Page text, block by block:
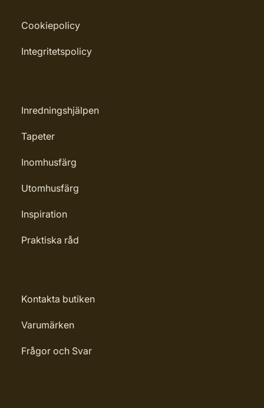
Cookiepolicy
Integritetspolicy
Inredningshjälpen
Tapeter
Inomhusfärg
Utomhusfärg
Inspiration
Praktiska råd
Kontakta butiken
Varumärken
Frågor och Svar